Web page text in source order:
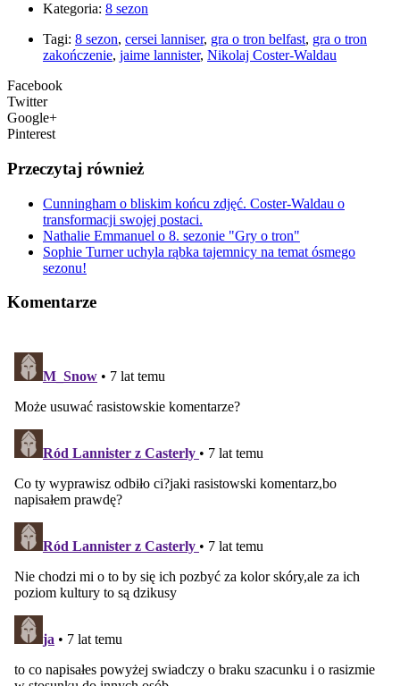
Kategoria: 8 sezon
Tagi: 8 sezon, cersei lanniser, gra o tron belfast, gra o tron
zakończenie, jaime lannister, Nikolaj Coster-Waldau
Facebook
Twitter
Google+
Pinterest
Przeczytaj również
Cunningham o bliskim końcu zdjęć. Coster-Waldau o
transformacji swojej postaci.
Nathalie Emmanuel o 8. sezonie "Gry o tron"
Sophie Turner uchyla rąbka tajemnicy na temat ósmego
sezonu!
Komentarze